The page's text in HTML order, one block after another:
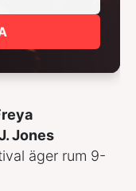
Jones
äger rum 9-